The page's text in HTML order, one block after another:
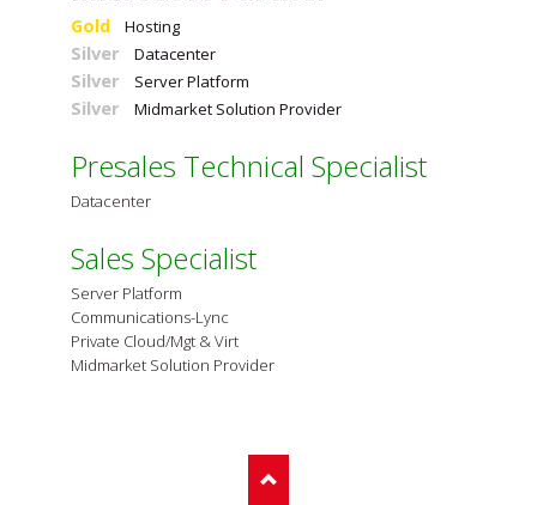
Gold Hosting
Silver Datacenter
Silver Server Platform
Silver Midmarket Solution Provider
Presales Technical Specialist
Datacenter
Sales Specialist
Server Platform
Communications-Lync
Private Cloud/Mgt & Virt
Midmarket Solution Provider